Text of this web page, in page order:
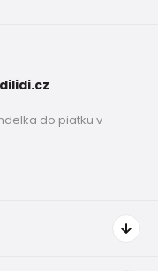
do piatku v